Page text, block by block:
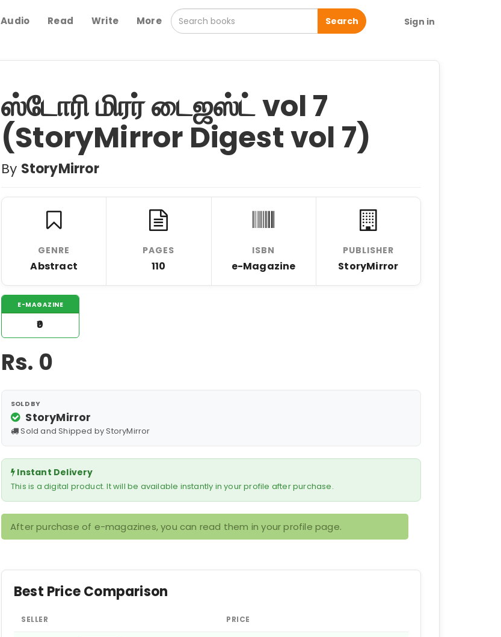
Audio Read Write More Search Sign in
ஸ்டோரி மிரர் டைஜஸ்ட் vol 7
(StoryMirror Digest vol 7)
By StoryMirror
GENRE
Abstract
PAGES
110
ISBN
e-Magazine
PUBLISHER
StoryMirror
E-MAGAZINE
₹0
Rs. 0
SOLD BY
StoryMirror
Sold and Shipped by StoryMirror
Instant Delivery
This is a digital product. It will be available instantly in your profile after purchase.
After purchase of e-magazines, you can read them in your profile page.
Best Price Comparison
SELLER PRICE